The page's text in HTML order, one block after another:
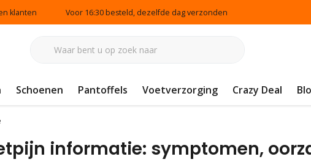
klanten Voor 16:30 besteld, dezelfde dag verzonden
Schoenen Pantoffels Voetverzorging Crazy Deal
informatie: symptomen,